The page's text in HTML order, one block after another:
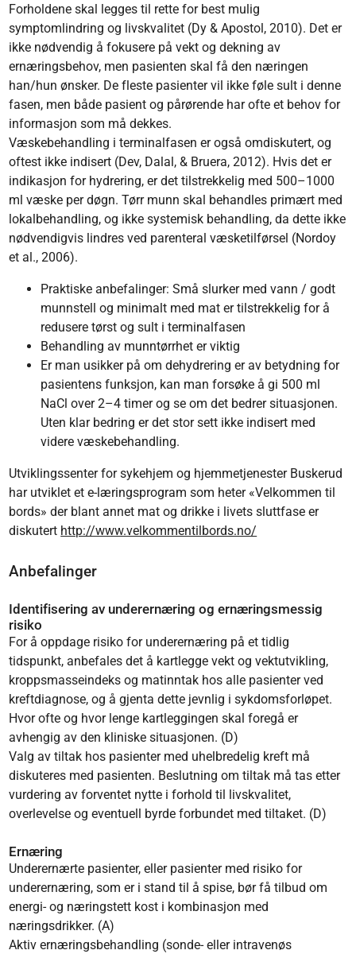
Forholdene skal legges til rette for best mulig
symptomlindring og livskvalitet (Dy & Apostol, 2010). Det er
ikke nødvendig å fokusere på vekt og dekning av
ernæringsbehov, men pasienten skal få den næringen
han/hun ønsker. De fleste pasienter vil ikke føle sult i denne
fasen, men både pasient og pårørende har ofte et behov for
informasjon som må dekkes.
Væskebehandling i terminalfasen er også omdiskutert, og
oftest ikke indisert (Dev, Dalal, & Bruera, 2012). Hvis det er
indikasjon for hydrering, er det tilstrekkelig med 500–1000
ml væske per døgn. Tørr munn skal behandles primært med
lokalbehandling, og ikke systemisk behandling, da dette ikke
nødven­dig­vis lindres ved parenteral væsketilførsel (Nordoy
et al., 2006).
Praktiske anbefalinger: Små slurker med vann / godt
munnstell og minimalt med mat er tilstrekkelig for å
redusere tørst og sult i terminalfasen
Behandling av munntørrhet er viktig
Er man usikker på om dehydrering er av betydning for
pasientens funksjon, kan man forsøke å gi 500 ml
NaCl over 2–4 timer og se om det bedrer situasjonen.
Uten klar bedring er det stor sett ikke indisert med
videre væskebehandling.
Utviklingssenter for sykehjem og hjemmetjenester Buskerud
har utviklet et e-læringsprogram som heter «Velkommen til
bords» der blant annet mat og drikke i livets sluttfase er
diskutert http://www.velkommentilbords.no/
Anbefalinger
Identifisering av underernæring og ernæringsmessig
risiko
For å oppdage risiko for underernæring på et tidlig
tidspunkt, anbefales det å kartlegge vekt og vektutvikling,
kroppsmasseindeks og matinntak hos alle pasienter ved
kreftdiagnose, og å gjenta dette jevnlig i sykdomsforløpet.
Hvor ofte og hvor lenge kartleggingen skal foregå er
avhengig av den kliniske situasjonen. (D)
Valg av tiltak hos pasienter med uhelbredelig kreft må
diskuteres med pasienten. Beslutning om tiltak må tas etter
vurdering av forventet nytte i forhold til livskvalitet,
overlevelse og eventuell byrde forbundet med tiltaket. (D)
Ernæring
Underernærte pasienter, eller pasienter med risiko for
underernæring, som er i stand til å spise, bør få tilbud om
energi- og næringstett kost i kombinasjon med
næringsdrikker. (A)
Aktiv ernæringsbehandling (sonde- eller intravenøs